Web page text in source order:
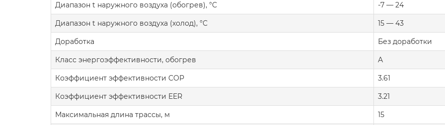
Диапазон t наружного воздуха (обогрев), °C -7 — 24
Диапазон t наружного воздуха (холод), °C 15 — 43
Доработка Без доработки
Класс энергоэффективности, обогрев A
Коэффициент эффективности COP 3.61
Коэффициент эффективности EER 3.21
Максимальная длина трассы, м 15